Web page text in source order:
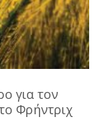
για τον
Φρήντριχ